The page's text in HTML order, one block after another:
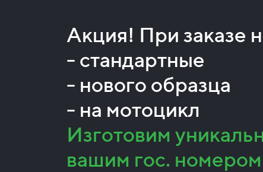
Акция! При заказе
- стандартные
- нового образца
- на мотоцикл
Изготовим
вашим гос. номером